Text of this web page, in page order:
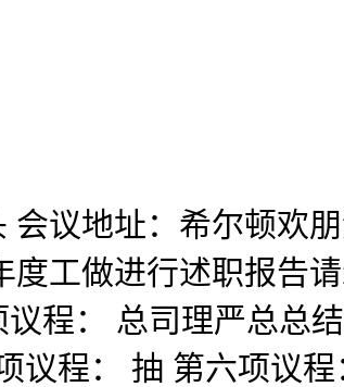
议地址：希尔顿欢朋
工做进行述职报告
程： 总司理严总总
议程： 抽 第六项议程